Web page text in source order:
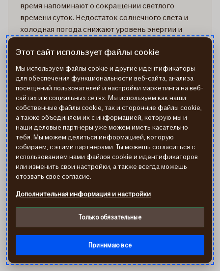
время напоминают о сокращении светлого
времени суток. Недостаток солнечного света и
холодная погода снижают уровень энергии и
режим пассивности. Однако именно регулярная
физическая активность помогает сохранить
физическое и эмоциональное благополучие даже
в самый темный период года. Заранее
запланированные прогулки или тренировки на
свежем воздухе в светлое время суток, а также
общение с единомышленниками, которые тоже
любят движение, – это лишь некоторые из
способов оставаться активным в осенние дни.
Следуя приведенным ниже советам, Ты сможешь
не только повысить настроение и энергию этой
с хорошим самочувствием.
статье
самочувствие
осенью:
Показать еще
Этот сайт использует файлы cookie
Мы используем файлы cookie и другие идентификаторы
для обеспечения функциональности веб-сайта, анализа
посещений пользователей и настройки маркетинга на веб-
сайтах и в социальных сетях. Мы используем как наши
собственные файлы cookie, так и сторонние файлы cookie,
а также объединяем их с информацией, которую мы и
наши деловые партнеры уже можем иметь касательно
тебя. Мы можем делиться информацией, которую
собираем, с этими партнерами. Ты можешь согласиться с
использованием нами файлов cookie и идентификаторов
или изменить свои настройки, а также всегда можешь
отозвать свое согласие.
Дополнительная информация и настройки
Только обязательные
Принимаю все